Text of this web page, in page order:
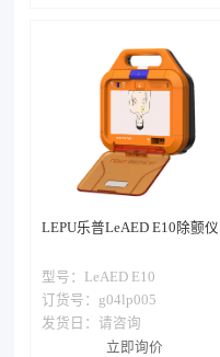
LEPU乐普LeAED E10除颤仪
型号： LeAED E10
订货号：g04lp005
发货日： 请咨询
立即询价